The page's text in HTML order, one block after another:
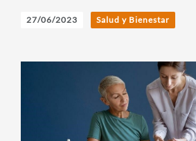
27/06/2023 Salud y Bienestar